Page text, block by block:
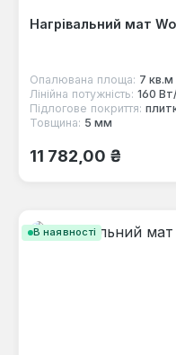
Нагрівальний мат
Опалювана площа: 7 кв.м
Лінійна потужність: 160
Підлогове покриття:
Товщина: 5 мм
Звичайна ціна:
11 782,00 ₴
В наявності